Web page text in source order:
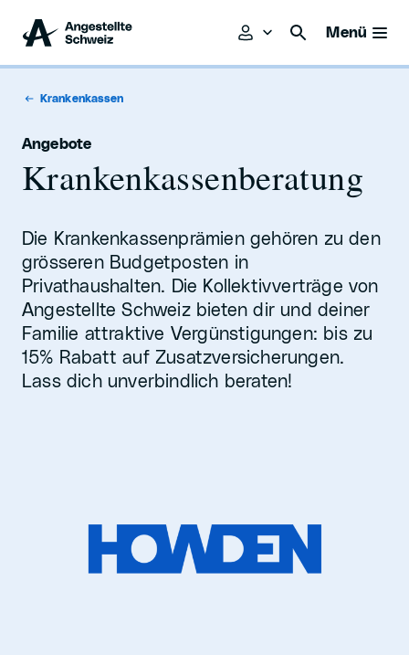
Menü
Krankenkassen
Krankenkassenberatung
Angebote
Die Krankenkassenprämien gehören zu den
grösseren Budgetposten in
Privathaushalten. Die Kollektivverträge von
Angestellte Schweiz bieten dir und deiner
Familie attraktive Vergünstigungen: bis zu
15% Rabatt auf Zusatzversicherungen.
Lass dich unverbindlich beraten!